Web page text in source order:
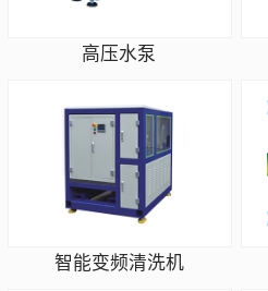
高压水泵
智能变频清洗机